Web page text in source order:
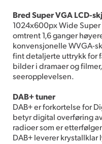
Bred Super VGA LCD-
1024x600px Wide
omtrent 1,6 ganger
konvensjonelle WVGA-
fint detaljerte uttrykk for
bilder i dramaer og
seeropplevelsen.
DAB+ tuner
DAB+ er forkortelse for
betyr digital overføring
radioer som er
DAB+ leverer